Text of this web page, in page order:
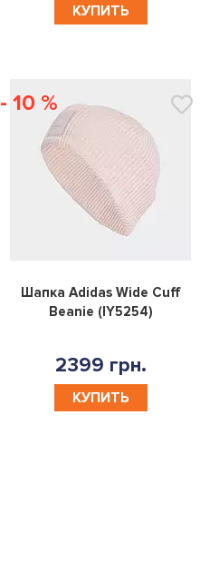
КУПИТЬ
- 10 %
0
Шапка Adidas Wide Cuff
Beanie (IY5254)
2399 грн.
КУПИТЬ